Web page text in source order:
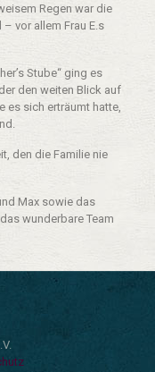
Regen war die
vor allem Frau E.s
Stube“ ging es
den weiten Blick auf
es sich erträumt hatte,
den die Familie nie
Max sowie das
wunderbare Team